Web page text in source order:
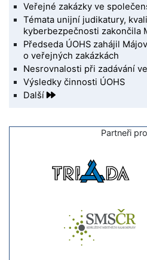
Veřejné zakázky ve
Témata unijní judikatury,
kyberbezpečnosti zakončila
Předseda ÚOHS zahájil
o veřejných zakázkách
Nesrovnalosti při zadávání
Výsledky činnosti ÚOHS
Další
Partneři